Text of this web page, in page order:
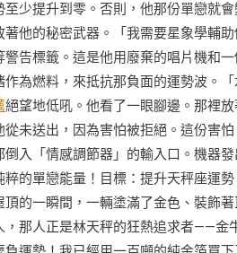
少提升到零。否則，他那份單戀就
他的秘密武器。「我需要星象學輔
告標籤。這是他用廢棄的唱片機和
為燃料，來抵抗那負面的運勢波。
絕望地低吼。他看了一眼腳邊。那裡
未送出，因為害怕被拒絕。這份害
入「情感調節器」的輸入口。機器
的單戀能量！目標：提升天秤座運
的一瞬間，一輛塗滿了金色、裝飾
，那人正是林天秤的狂熱追求者——金